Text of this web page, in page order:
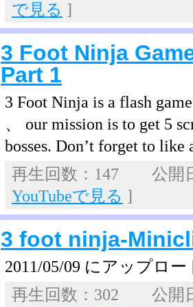
で見る ]
3 Foot Ninja
Part 1
3 Foot Ninja is a flash
、 our mission is to get 5
bosses. Don’t forget to like
再生回数：147 公開
YouTubeで見る ]
3 foot ninja-
2011/05/09 にアップロー
再生回数：302 公開